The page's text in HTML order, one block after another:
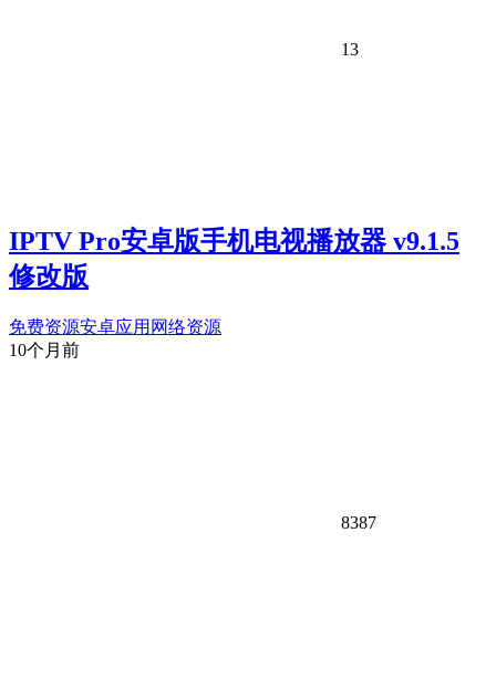
13
IPTV Pro安卓版手机电视播放器 v9.1.5
修改版
免费资源安卓应用 网络资源
10个月前
8387